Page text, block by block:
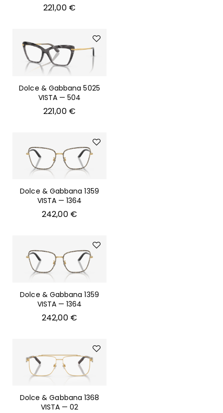
221,00 €
Dolce & Gabbana 5025
VISTA — 504
221,00 €
Dolce & Gabbana 1359
VISTA — 1364
242,00 €
Dolce & Gabbana 1359
VISTA — 1364
242,00 €
Dolce & Gabbana 1368
VISTA — 02